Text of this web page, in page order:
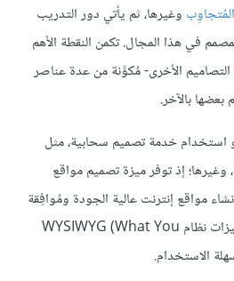
وغيرها، ثم يأتي دور التدريب
في هذا المجال. تكمن النقطة الأهم
الأخرى- مُكوَّنة من عدة عناصر
بالآخر.
خدمة تصميم سحابية، مثل
Wix و Divi و Elementor، وغيرها؛ إذ توفر ميزة تصميم مواقع
مواقع إنترنت عالية الجودة ومُوافِقة
للهواتف المحمولة؛ من خلال ميزات نظام WYSIWYG (What You